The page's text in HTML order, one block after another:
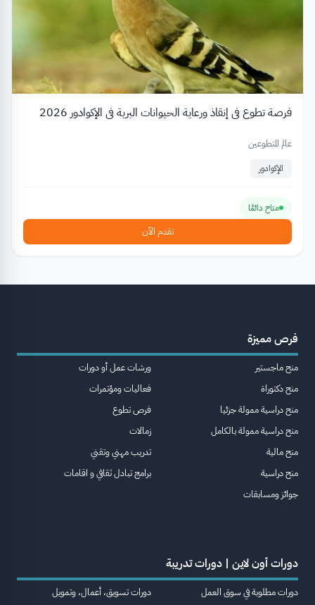
فرصة تطوع في إنقاذ ورعاية الحيوانات البرية في الإكوادور 2026
عالم المتطوعين
الإكوادور
متاح دائمًا
تقدم الآن
فرص مميزة
منح ماجستير
منح دكتوراة
منح دراسية ممولة جزئيا
منح دراسية ممولة بالكامل
منح مالية
منح دراسية
جوائز ومسابقات
ورشات عمل أو دورات
فعاليات ومؤتمرات
فرص تطوع
زمالات
تدريب مهني وتقني
برامج تبادل ثقافي و اقامات
دورات أون لاين | دورات تدريبة
دورات مطلوبة في سوق العمل
دورات تسويق، أعمال، وتمويل